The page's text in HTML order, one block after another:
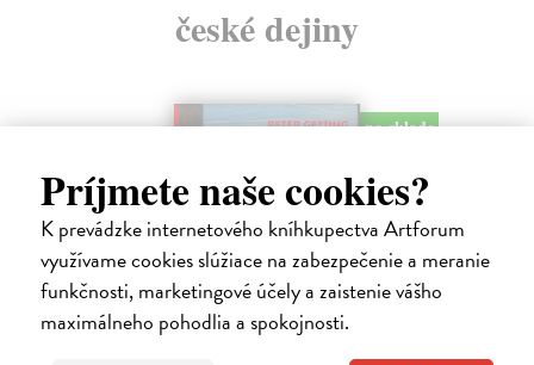
Príjmete naše cookies?
K prevádzke internetového kníhkupectva Artforum
využívame cookies slúžiace na zabezpečenie a meranie
funkčnosti, marketingové účely a zaistenie vášho
maximálneho pohodlia a spokojnosti.
české dejiny
na sklade